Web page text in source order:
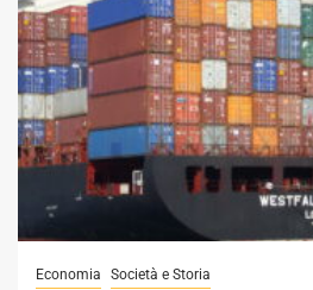
Economia Società e Storia